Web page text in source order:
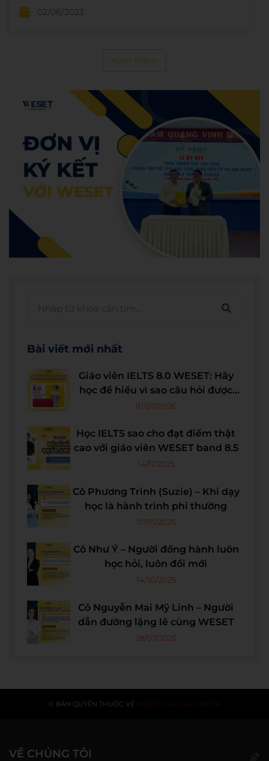
nghiệm, giúp học viên tự tin giao tiếp hiệu quả.
02/06/2023
Xem thêm
Bài viết mới nhất
Giáo viên IELTS 8.0 WESET: Hãy
học để hiểu vì sao câu hỏi được
đặt ra
10/07/2026
Học IELTS sao cho đạt điểm thật
cao với giáo viên WESET band 8.5
14/11/2025
Cô Phương Trinh (Suzie) – Khi dạy
học là hành trình phi thường
07/11/2025
Cô Như Ý – Người đồng hành luôn
học hỏi, luôn đổi mới
14/10/2025
Cô Nguyễn Mai Mỹ Linh – Người
dẫn đường lặng lẽ cùng WESET
28/07/2025
© BẢN QUYỀN THUỘC VỀ WESET ENGLISH CENTER
VỀ CHÚNG TÔI